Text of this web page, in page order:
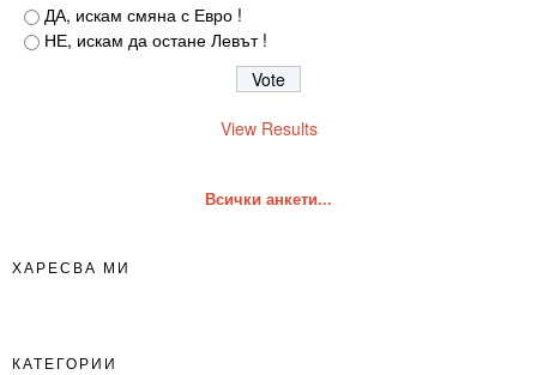
ДА, искам смяна с Евро !
НЕ, искам да остане Левът !
View Results
Всички анкети...
ХАРЕСВА МИ
КАТЕГОРИИ